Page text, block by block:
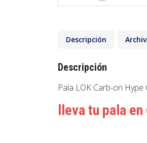
Descripción
Descripción
Pala LOK Carb-on
lleva tu pala